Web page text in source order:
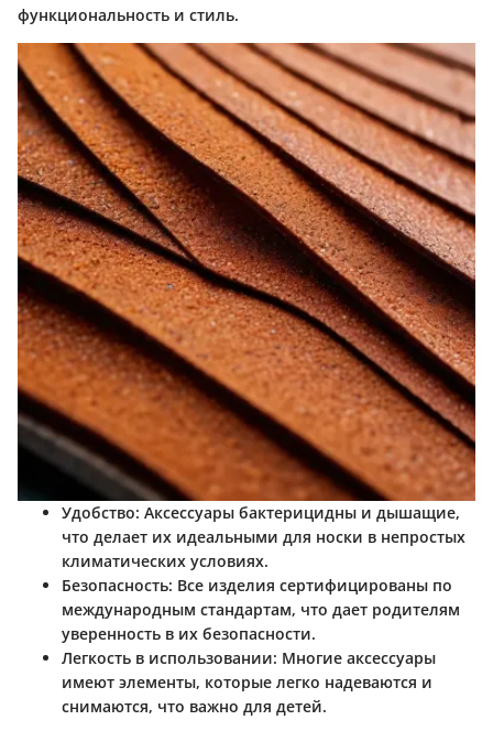
функциональность и стиль.
Удобство: Аксессуары бактерицидны и дышащие,
что делает их идеальными для носки в непростых
климатических условиях.
Безопасность: Все изделия сертифицированы по
международным стандартам, что дает родителям
уверенность в их безопасности.
Легкость в использовании: Многие аксессуары
имеют элементы, которые легко надеваются и
снимаются, что важно для детей.